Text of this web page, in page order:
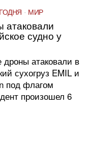
· МИР
атаковали
судно у
дроны атаковали в
сухогруз EMIL и
под флагом
произошел 6